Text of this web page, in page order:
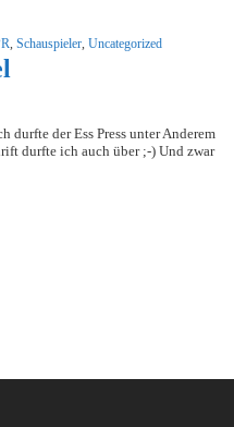
,Schauspieler,Uncategorized
durfte der Ess Press unter Anderem
durfte ich auch über ;-) Und zwar